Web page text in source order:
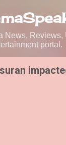
to main content
News, Reviews,
portal.